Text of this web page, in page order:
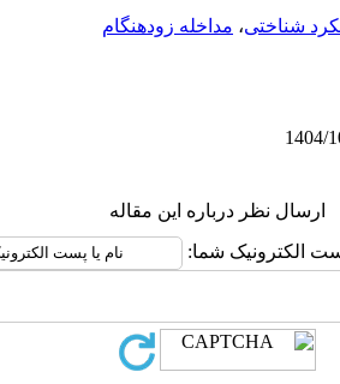
شناختی، مداخله زودهنگام
ارسال نظر درباره این مقاله
الکترونیک شما: